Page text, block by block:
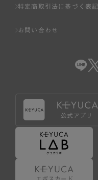
特定商取引法に基づく表記
お問い合わせ